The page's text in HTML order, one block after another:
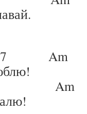
Am
Am